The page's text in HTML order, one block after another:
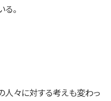
。
人々に対する考えも変わっ